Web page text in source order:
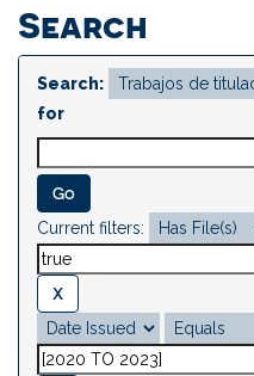
Search
Search:
for
Current filters: